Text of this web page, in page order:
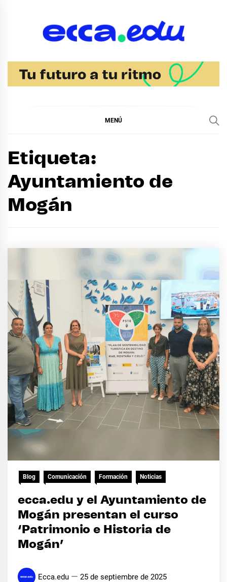
MENÚ
Etiqueta:
Ayuntamiento de
Mogán
Blog Comunicación Formación Noticias
ecca.edu y el Ayuntamiento de
Mogán presentan el curso
‘Patrimonio e Historia de
Mogán’
Ecca.edu 25 de septiembre de 2025